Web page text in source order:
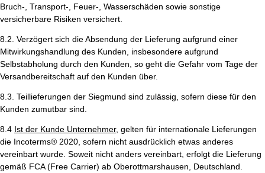
Bruch-, Transport-, Feuer-, Wasserschäden sowie sonstige
versicherbare Risiken versichert.
8.2. Verzögert sich die Absendung der Lieferung aufgrund einer
Mitwirkungshandlung des Kunden, insbesondere aufgrund
Selbstabholung durch den Kunden, so geht die Gefahr vom Tage der
Versandbereitschaft auf den Kunden über.
8.3. Teillieferungen der Siegmund sind zulässig, sofern diese für den
Kunden zumutbar sind.
8.4 Ist der Kunde Unternehmer, gelten für internationale Lieferungen
die Incoterms® 2020, sofern nicht ausdrücklich etwas anderes
vereinbart wurde. Soweit nicht anders vereinbart, erfolgt die Lieferung
gemäß FCA (Free Carrier) ab Oberottmarshausen, Deutschland.